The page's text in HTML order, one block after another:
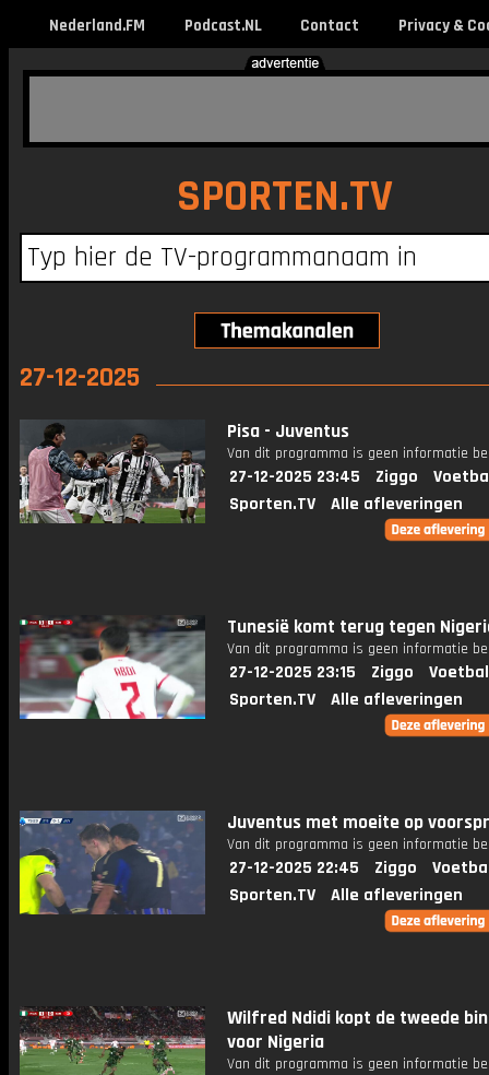
Nederland.FM Podcast.NL Contact Privacy &
SPORTEN.TV
27-12-2025
Pisa - Juventus
Van dit programma is geen informatie
27-12-2025 23:45 Ziggo
Sporten.TV
Alle afleveringen
Tunesië komt terug tegen
Van dit programma is geen informatie
27-12-2025 23:15 Ziggo
Sporten.TV
Alle afleveringen
Juventus met moeite op
Van dit programma is geen informatie
27-12-2025 22:45 Ziggo
Sporten.TV
Alle afleveringen
Wilfred Ndidi kopt de tweede
voor Nigeria
Van dit programma is geen informatie